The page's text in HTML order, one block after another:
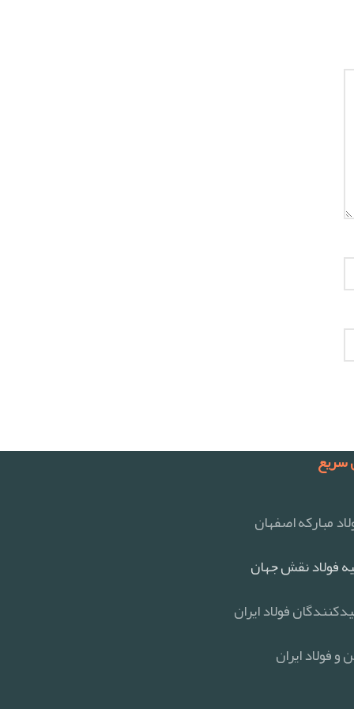
مبارکه اصفهان
فولاد نقش جهان
فولاد ایران
فولاد ایران